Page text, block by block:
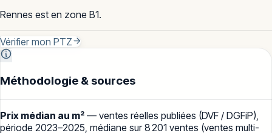
Rennes est en zone B1.
Vérifier mon PTZ
Méthodologie & sources
Prix médian au m² — ventes réelles publiées (DVF / DGFiP),
période 2023–2025 , médiane sur8 201 ventes (ventes multi-